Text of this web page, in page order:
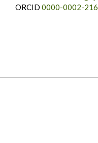
ORCID 0000-0002-